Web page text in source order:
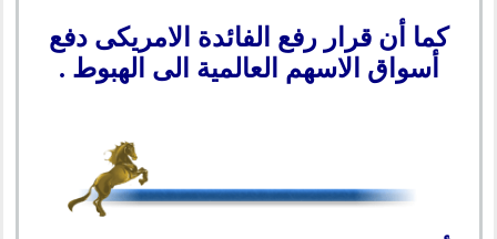
كما أن قرار رفع الفائدة الامريكى دفع
أسواق الاسهم العالمية الى الهبوط .